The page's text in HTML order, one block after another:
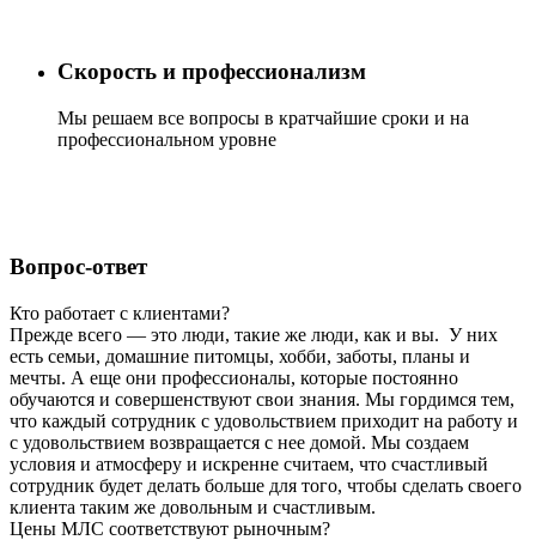
Скорость и профессионализм
Мы решаем все вопросы в кратчайшие сроки и на
профессиональном уровне
Вопрос-ответ
Кто работает с клиентами?
Прежде всего — это люди, такие же люди, как и вы. У них
есть семьи, домашние питомцы, хобби, заботы, планы и
мечты. А еще они профессионалы, которые постоянно
обучаются и совершенствуют свои знания. Мы гордимся тем,
что каждый сотрудник с удовольствием приходит на работу и
с удовольствием возвращается с нее домой. Мы создаем
условия и атмосферу и искренне считаем, что счастливый
сотрудник будет делать больше для того, чтобы сделать своего
клиента таким же довольным и счастливым.
Цены МЛС соответствуют рыночным?